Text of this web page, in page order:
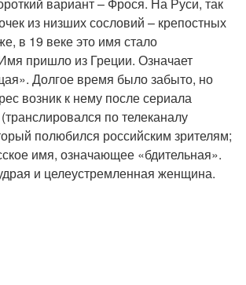
из низших сословий – крепостных
в 19 веке это имя стало
пришло из Греции. Означает
Долгое время было забыто, но
возник к нему после сериала
по телеканалу
полюбился российским зрителям;
имя, означающее «бдительная».
и целеустремленная женщина.